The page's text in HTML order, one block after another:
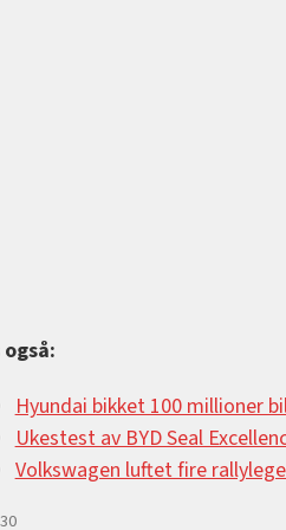
også:
Hyundai bikket 100 millioner
Ukestest av BYD Seal
Volkswagen luftet fire